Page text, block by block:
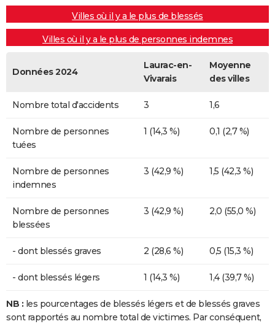
Villes où il y a le plus de blessés
Villes où il y a le plus de personnes indemnes
Données 2024
Laurac-en-
Vivarais
Moyenne
des villes
Nombre total d'accidents 3 1,6
Nombre de personnes
tuées
1 (14,3 %) 0,1 (2,7 %)
Nombre de personnes
indemnes
3 (42,9 %) 1,5 (42,3 %)
Nombre de personnes
blessées
3 (42,9 %) 2,0 (55,0 %)
- dont blessés graves 2 (28,6 %) 0,5 (15,3 %)
- dont blessés légers 1 (14,3 %) 1,4 (39,7 %)
NB : les pourcentages de blessés légers et de blessés graves
sont rapportés au nombre total de victimes. Par conséquent,